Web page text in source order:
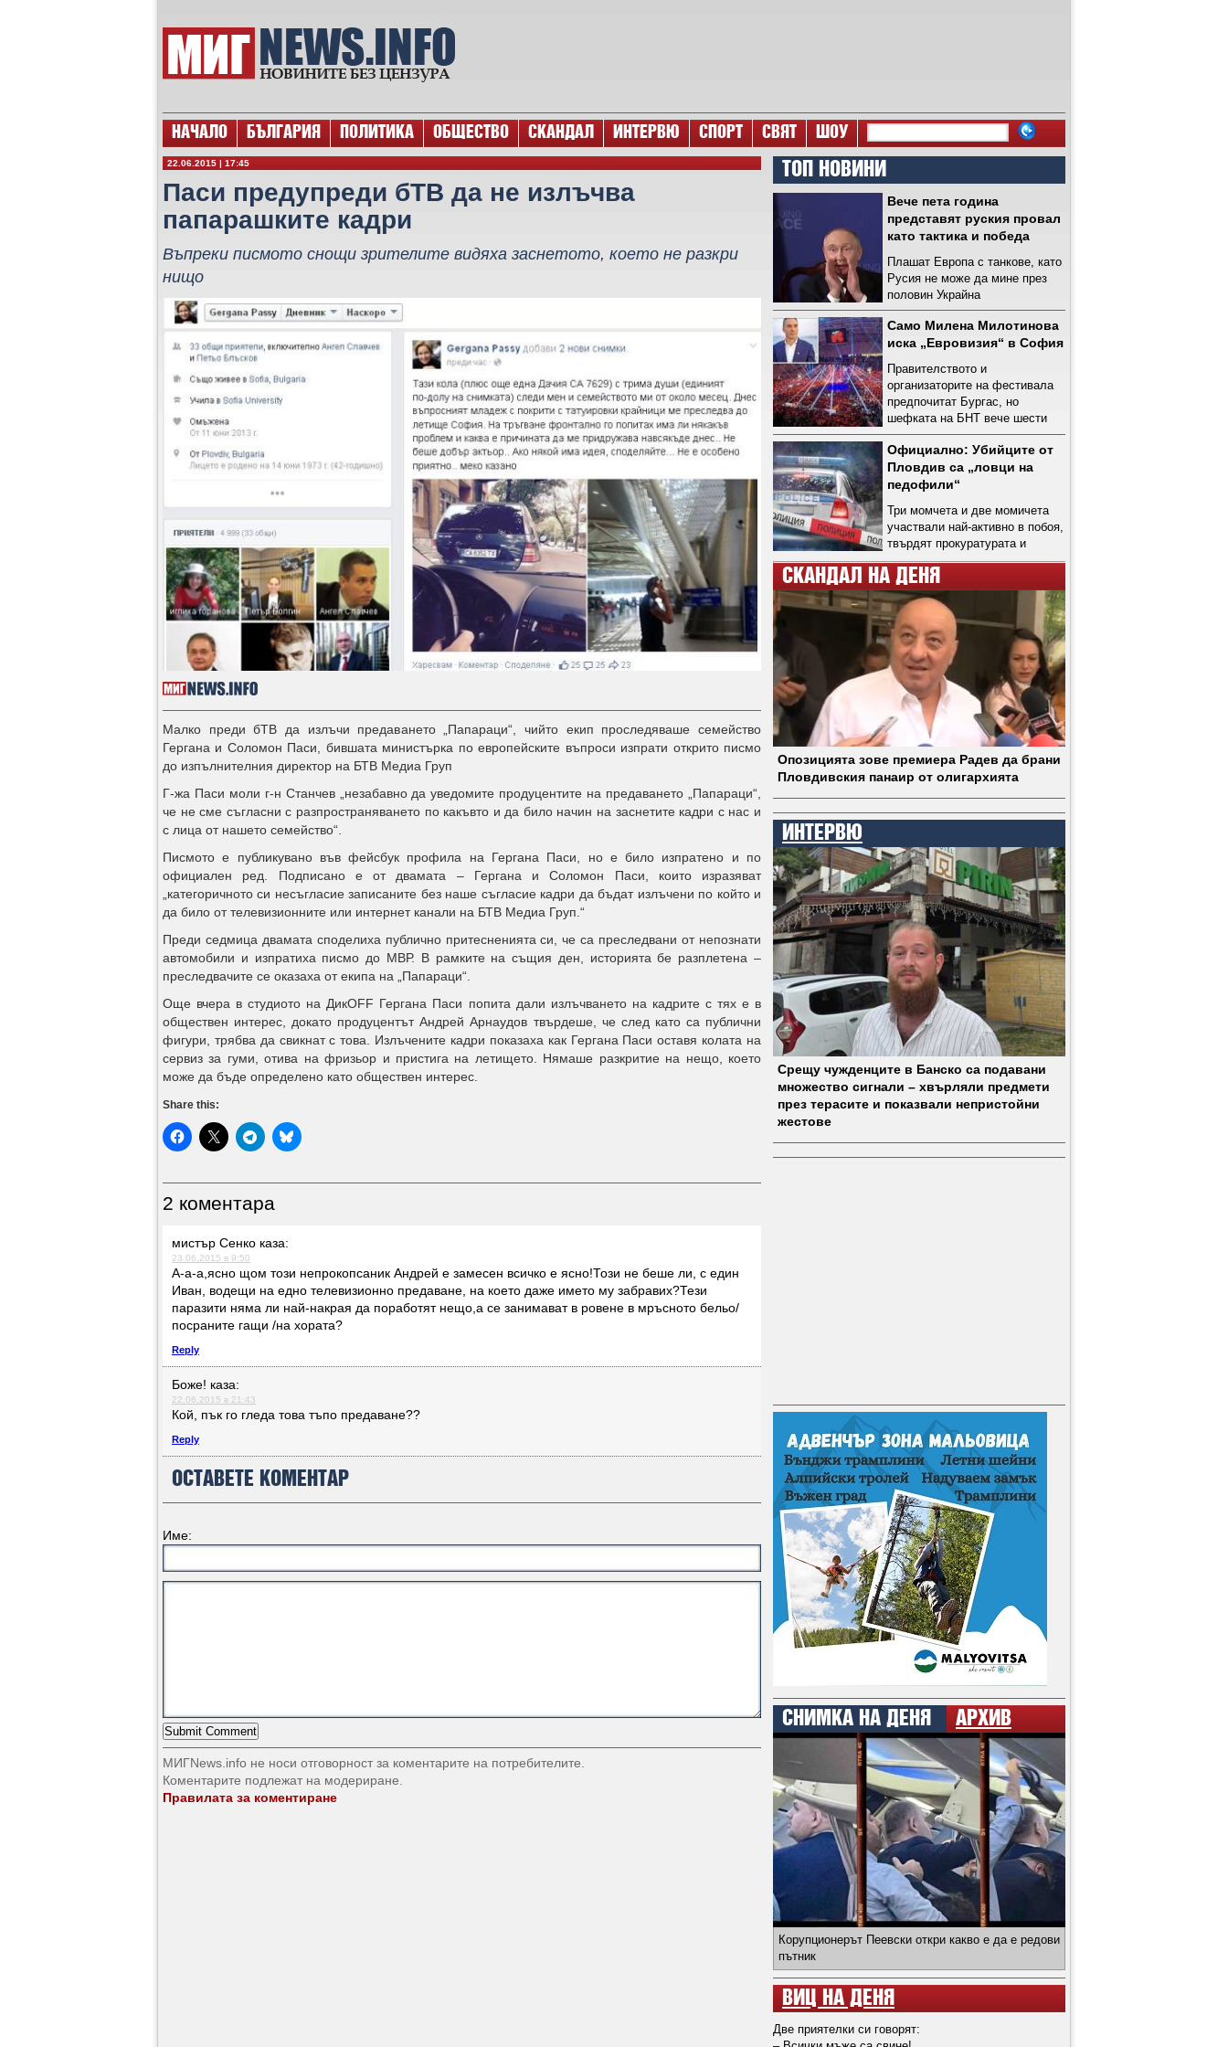
НАЧАЛО БЪЛГАРИЯ ПОЛИТИКА ОБЩЕСТВО СКАНДАЛ ИНТЕРВЮ СПОРТ СВЯТ ШОУ
22.06.2015 | 17:45
Паси предупреди бТВ да не излъчва
папарашките кадри
Въпреки писмото снощи зрителите видяха заснетото, което не разкри
нищо
Малко преди бТВ да излъчи предаването „Папараци“, чийто екип проследяваше семейство
Гергана и Соломон Паси, бившата министърка по европейските въпроси изпрати открито писмо
до изпълнителния директор на БТВ Медиа Груп
Г-жа Паси моли г-н Станчев „незабавно да уведомите продуцентите на предаването „Папараци“,
че не сме съгласни с разпространяването по какъвто и да било начин на заснетите кадри с нас и
с лица от нашето семейство“.
Писмото е публикувано във фейсбук профила на Гергана Паси, но е било изпратено и по
официален ред. Подписано е от двамата – Гергана и Соломон Паси, които изразяват
„категоричното си несъгласие записаните без наше съгласие кадри да бъдат излъчени по който и
да било от телевизионните или интернет канали на БТВ Медиа Груп.“
Преди седмица двамата споделиха публично притесненията си, че са преследвани от непознати
автомобили и изпратиха писмо до МВР. В рамките на същия ден, историята бе разплетена –
преследвачите се оказаха от екипа на „Папараци“.
Още вчера в студиото на ДикOFF Гергана Паси попита дали излъчването на кадрите с тях е в
обществен интерес, докато продуцентът Андрей Арнаудов твърдеше, че след като са публични
фигури, трябва да свикнат с това. Излъчените кадри показаха как Гергана Паси оставя колата на
сервиз за гуми, отива на фризьор и пристига на летището. Нямаше разкритие на нещо, което
може да бъде определено като обществен интерес.
Share this:
2 коментара
мистър Сенко каза:
23.06.2015 в 9:50
А-а-а,ясно щом този непрокопсаник Андрей е замесен всичко е ясно!Този не беше ли, с един
Иван, водещи на едно телевизионно предаване, на което даже името му забравих?Тези
паразити няма ли най-накрая да поработят нещо,а се занимават в ровене в мръсното бельо/
посраните гащи /на хората?
Reply
Боже! каза:
22.06.2015 в 21:43
Кой, пък го гледа това тъпо предаване??
Reply
ОСТАВЕТЕ КОМЕНТАР
Име:
МИГNews.info не носи отговорност за коментарите на потребителите.
Коментарите подлежат на модериране.
Правилата за коментиране
ТОП НОВИНИ
Вече пета година
представят руския провал
като тактика и победа
Плашат Европа с танкове, като
Русия не може да мине през
половин Украйна
Само Милена Милотинова
иска „Евровизия“ в София
Правителството и
организаторите на фестивала
предпочитат Бургас, но
шефката на БНТ вече шести
ден не отстъпва
Официално: Убийците от
Пловдив са „ловци на
педофили“
Три момчета и две момичета
участвали най-активно в побоя,
твърдят прокуратурата и
полицията
СКАНДАЛ НА ДЕНЯ
Опозицията зове премиера Радев да брани
Пловдивския панаир от олигархията
ИНТЕРВЮ
Срещу чужденците в Банско са подавани
множество сигнали – хвърляли предмети
през терасите и показвали непристойни
жестове
СНИМКА НА ДЕНЯ АРХИВ
Корупционерът Пеевски откри какво е да е редови
пътник
ВИЦ НА ДЕНЯ
Две приятелки си говорят: